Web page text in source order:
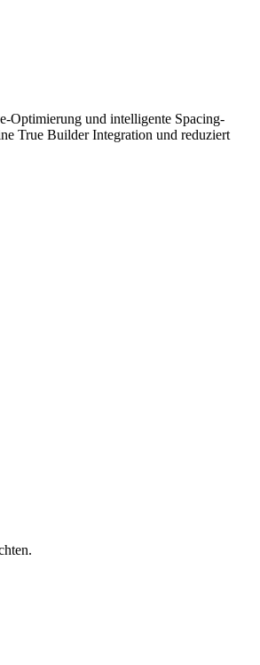
Optimierung und intelligente Spacing-
True Builder Integration und reduziert